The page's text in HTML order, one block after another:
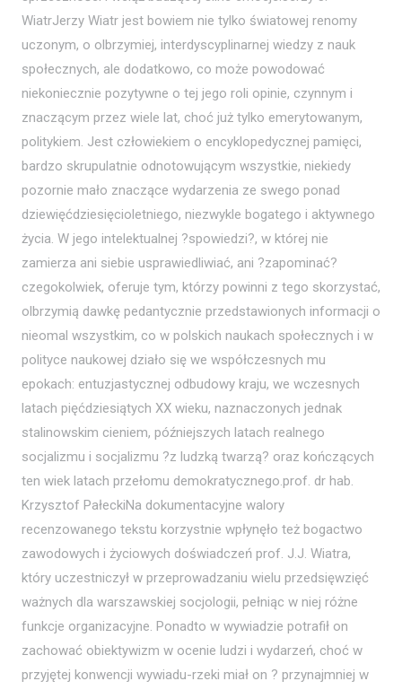
WiatrJerzy Wiatr jest bowiem nie tylko światowej renomy
uczonym, o olbrzymiej, interdyscyplinarnej wiedzy z nauk
społecznych, ale dodatkowo, co może powodować
niekoniecznie pozytywne o tej jego roli opinie, czynnym i
znaczącym przez wiele lat, choć już tylko emerytowanym,
politykiem. Jest człowiekiem o encyklopedycznej pamięci,
bardzo skrupulatnie odnotowującym wszystkie, niekiedy
pozornie mało znaczące wydarzenia ze swego ponad
dziewięćdziesięcioletniego, niezwykle bogatego i aktywnego
życia. W jego intelektualnej ?spowiedzi?, w której nie
zamierza ani siebie usprawiedliwiać, ani ?zapominać?
czegokolwiek, oferuje tym, którzy powinni z tego skorzystać,
olbrzymią dawkę pedantycznie przedstawionych informacji o
nieomal wszystkim, co w polskich naukach społecznych i w
polityce naukowej działo się we współczesnych mu
epokach: entuzjastycznej odbudowy kraju, we wczesnych
latach pięćdziesiątych XX wieku, naznaczonych jednak
stalinowskim cieniem, późniejszych latach realnego
socjalizmu i socjalizmu ?z ludzką twarzą? oraz kończących
ten wiek latach przełomu demokratycznego.prof. dr hab.
Krzysztof PałeckiNa dokumentacyjne walory
recenzowanego tekstu korzystnie wpłynęło też bogactwo
zawodowych i życiowych doświadczeń prof. J.J. Wiatra,
który uczestniczył w przeprowadzaniu wielu przedsięwzięć
ważnych dla warszawskiej socjologii, pełniąc w niej różne
funkcje organizacyjne. Ponadto w wywiadzie potrafił on
zachować obiektywizm w ocenie ludzi i wydarzeń, choć w
przyjętej konwencji wywiadu-rzeki miał on ? przynajmniej w